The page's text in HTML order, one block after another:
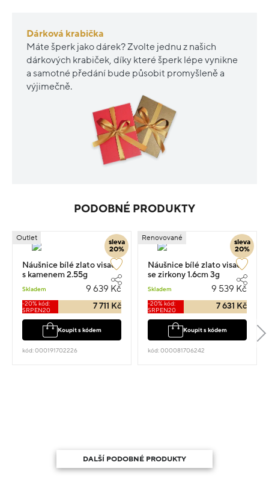
Dárková krabička
Máte šperk jako dárek? Zvolte jednu z našich
dárkových krabiček, díky které šperk lépe vynikne
a samotné předání bude působit promyšleně a
výjimečně.
PODOBNÉ PRODUKTY
sleva
20%
Outlet
Náušnice bílé zlato visací
s kamenem 2.55g
Skladem 9 639 Kč
-20% kód:
SRPEN20
7 711 Kč
Koupit s kódem
kód: 000191702226
sleva
20%
Renovované
Náušnice bílé zlato visací
se zirkony 1.6cm 3g
Skladem 9 539 Kč
-20% kód:
SRPEN20
7 631 Kč
Koupit s kódem
kód: 000081706242
DALŠÍ PODOBNÉ PRODUKTY